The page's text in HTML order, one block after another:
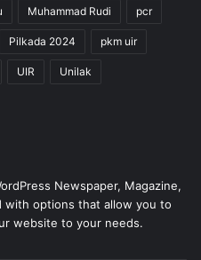
Muhammad Rudi pcr
Pilkada 2024 pkm uir
UIR Unilak
Newspaper, Magazine,
with options that allow you to
website to your needs.